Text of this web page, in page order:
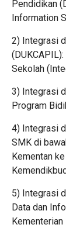
Pendidikan
Information
2) Integrasi
Sekolah
3) Integrasi
Program
4) Integrasi
SMK di
Kementan
5) Integrasi
Data dan